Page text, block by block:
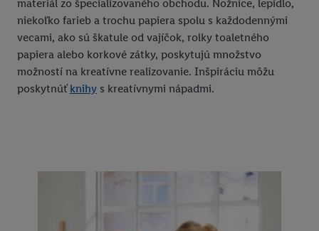
materiál zo špecializovaného obchodu. Nožnice, lepidlo,
niekoľko farieb a trochu papiera spolu s každodennými
vecami, ako sú škatule od vajíčok, rolky toaletného
papiera alebo korkové zátky, poskytujú množstvo
možností na kreatívne realizovanie. Inšpiráciu môžu
poskytnúťknihy s kreatívnymi nápadmi.